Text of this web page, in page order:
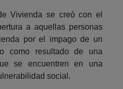
Vivienda se creó con el
a aquellas personas
por el impago de un
como resultado de una
se encuentren en una
social.